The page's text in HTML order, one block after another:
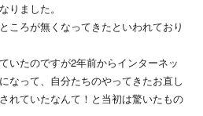
りました。
ころが無くなってきたといわれており
いたのですが2年前からインターネッ
なって、自分たちのやってきたお直し
れていたなんて！と当初は驚いたもの